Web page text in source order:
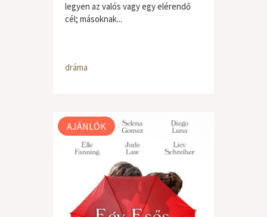
legyen az valós vagy egy elérendő
cél; másoknak...
dráma
AJÁNLÓK